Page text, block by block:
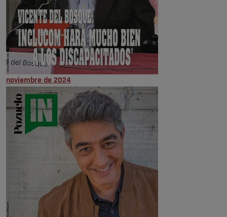
noviembre de 2024